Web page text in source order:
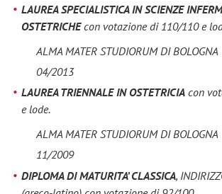
LAUREA SPECIALISTICA IN SCIENZE
OSTETRICHEcon votazione di 110/110 e
ALMA MATER STUDIORUM DI BOLOGNA
04/2013
LAUREA TRIENNALE IN OSTETRICIA con
e lode.
ALMA MATER STUDIORUM DI BOLOGNA
11/2009
DIPLOMA DI MATURITA’ CLASSICA,